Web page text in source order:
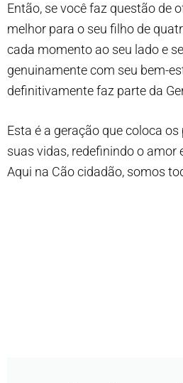
Então, se você faz questão de
melhor para o seu filho de
cada momento ao seu lado e
genuinamente com seu bem-
definitivamente faz parte da
Esta é a geração que coloca
suas vidas, redefinindo o amor
Aqui na Cão cidadão, somos